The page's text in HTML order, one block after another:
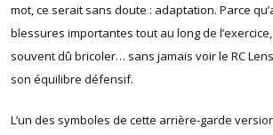
mot, ce serait sans doute : adaptation. Parce
blessures importantes tout au long de
souvent dû bricoler… sans jamais voir le RC
son équilibre défensif.
L’un des symboles de cette arrière-garde